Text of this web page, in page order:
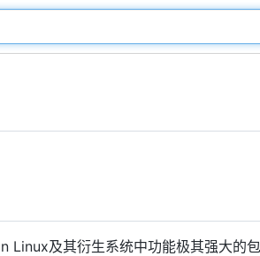
及其衍生系统中功能极其强大的